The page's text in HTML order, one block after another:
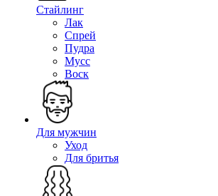
Стайлинг
Лак
Спрей
Пудра
Мусс
Воск
Для мужчин
Уход
Для бритья